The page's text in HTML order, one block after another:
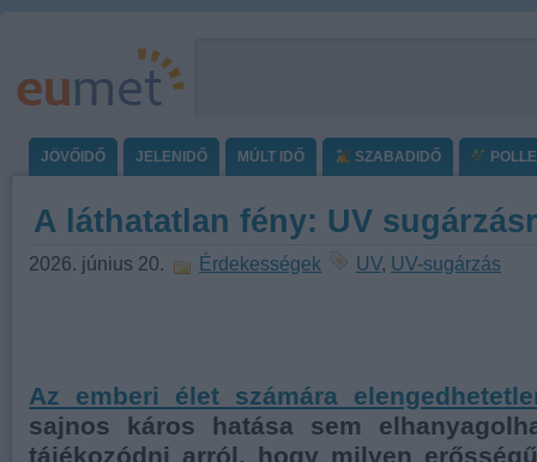
JÖVŐIDŐ JELENIDŐ MÚLT IDŐ SZABADIDŐ
A láthatatlan fény: UV
2026. június 20. Érdekességek UV, UV-sugárzás
Az emberi élet számára
sajnos káros hatása sem
tájékozódni arról, hogy milyen